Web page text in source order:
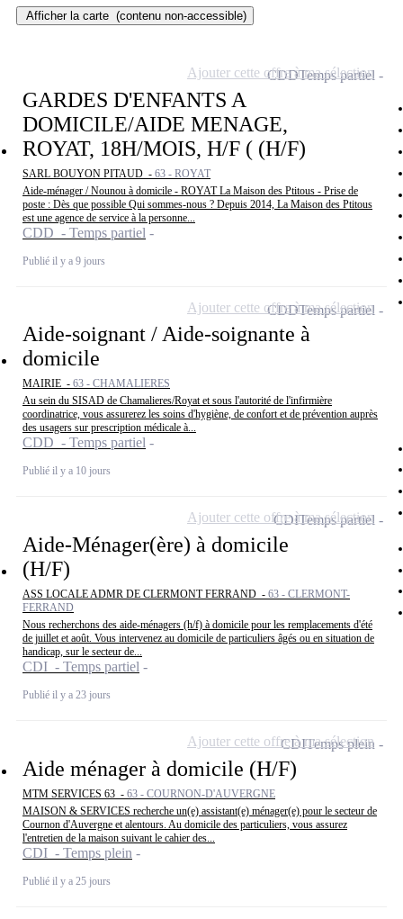
Afficher la carte (contenu non-accessible)
GARDES D'ENFANTS A
DOMICILE/AIDE MENAGE,
ROYAT, 18H/MOIS, H/F ( (H/F)
SARL BOUYON PITAUD - 63 - ROYAT
Aide-ménager / Nounou à domicile - ROYAT La Maison des Ptitous - Prise de
poste : Dès que possible Qui sommes-nous ? Depuis 2014, La Maison des Ptitous
est une agence de service à la personne...
CDD - Temps partiel
Publié il y a 9 jours
CDDTemps partiel
Ajouter cette offre à ma sélection
Aide-soignant / Aide-soignante à
domicile
MAIRIE - 63 - CHAMALIERES
Au sein du SISAD de Chamalieres/Royat et sous l'autorité de l'infirmière
coordinatrice, vous assurerez les soins d'hygiène, de confort et de prévention auprès
des usagers sur prescription médicale à...
CDD - Temps partiel
Publié il y a 10 jours
CDDTemps partiel
Ajouter cette offre à ma sélection
Aide-Ménager(ère) à domicile
(H/F)
ASS LOCALE ADMR DE CLERMONT FERRAND - 63 - CLERMONT-
FERRAND
Nous recherchons des aide-ménagers (h/f) à domicile pour les remplacements d'été
de juillet et août. Vous intervenez au domicile de particuliers âgés ou en situation de
handicap, sur le secteur de...
CDI - Temps partiel
Publié il y a 23 jours
CDITemps partiel
Ajouter cette offre à ma sélection
Aide ménager à domicile (H/F)
MTM SERVICES 63 - 63 - COURNON-D'AUVERGNE
MAISON & SERVICES recherche un(e) assistant(e) ménager(e) pour le secteur de
Cournon d'Auvergne et alentours. Au domicile des particuliers, vous assurez
l'entretien de la maison suivant le cahier des...
CDI - Temps plein
Publié il y a 25 jours
CDITemps plein
Ajouter cette offre à ma sélection